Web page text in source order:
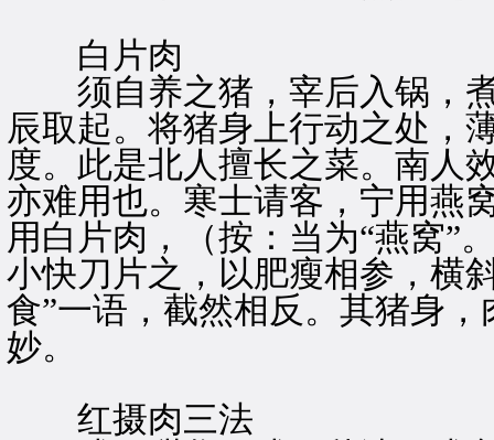
白片肉
须自养之猪，宰后入锅，煮
辰取起。将猪身上行动之处，
度。此是北人擅长之菜。南人
亦难用也。寒士请客，宁用燕
用白片肉，（按：当为“燕窝”
小快刀片之，以肥瘦相参，横
食”一语，截然相反。其猪身
妙。
红摄肉三法